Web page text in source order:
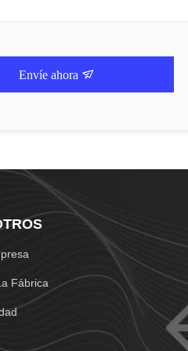
Envíe ahora
Fábrica